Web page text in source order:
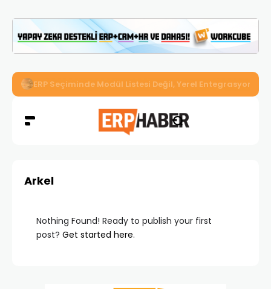
İkizler Aydınlatma, Workcube ERP ile Üretim, Satış ve
Arkel
Nothing Found! Ready to publish your first
post? Get started here.